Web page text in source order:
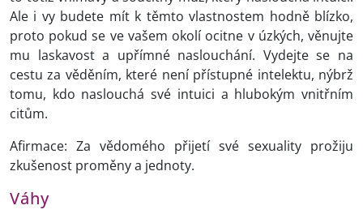
Ale i vy budete mít k těmto vlastnostem hodně blízko,
proto pokud se ve vašem okolí ocitne v úzkých, věnujte
mu laskavost a upřímné naslouchání. Vydejte se na
cestu za věděním, které není přístupné intelektu, nýbrž
tomu, kdo naslouchá své intuici a hlubokým vnitřním
citům.
Afirmace: Za vědomého přijetí své sexuality prožiju
zkušenost proměny a jednoty.
Váhy